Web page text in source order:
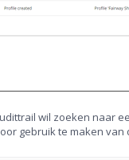
wil zoeken naar
gebruik te maken van